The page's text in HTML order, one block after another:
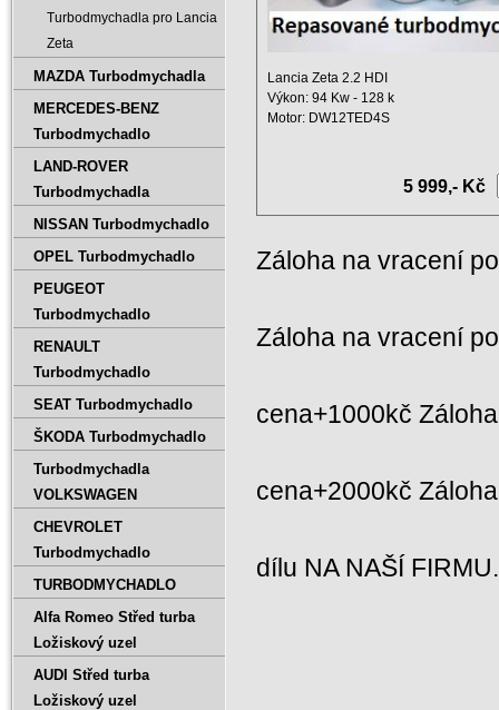
Lancia Zeta 2.2 HDI
Výkon: 94 Kw - 128 k
Motor: DW12TED4S
5 999,- Kč
Záloha na vracení
Záloha na vracení
cena+1000kč
cena+2000kč
dílu NA NAŠÍ
Turbodmychadla pro Lancia
Zeta
MAZDA Turbodmychadla
MERCEDES-BENZ
Turbodmychadlo
LAND-ROVER
Turbodmychadla
NISSAN Turbodmychadlo
OPEL Turbodmychadlo
PEUGEOT
Turbodmychadlo
RENAULT
Turbodmychadlo
SEAT Turbodmychadlo
ŠKODA Turbodmychadlo
Turbodmychadla
VOLKSWAGEN
CHEVROLET
Turbodmychadlo
TURBODMYCHADLO
Alfa Romeo Střed turba
Ložiskový uzel
AUDI Střed turba
Ložiskový uzel